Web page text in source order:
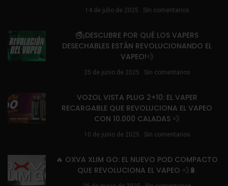
14 de julio de 2025 Sin comentarios
🚭¡DESCUBRE POR QUÉ LOS VAPERS
DESECHABLES ESTÁN REVOLUCIONANDO EL
VAPEO!💨
25 de junio de 2025 Sin comentarios
VOZOL VISTA PLUG 2+10: EL VAPER
RECARGABLE QUE REVOLUCIONA EL VAPEO
CON 10.000 CALADAS 💨
10 de junio de 2025 Sin comentarios
🔥 OXVA XLIM GO: EL NUEVO POD COMPACTO
QUE REVOLUCIONA EL VAPEO 💨🔋